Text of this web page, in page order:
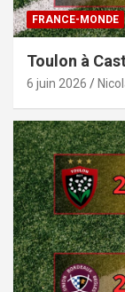
FRANCE-MONDE
Toulon à
6 juin 2026